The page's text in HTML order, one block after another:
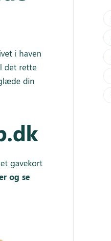
i haven
det rette
din
gavekort
og se